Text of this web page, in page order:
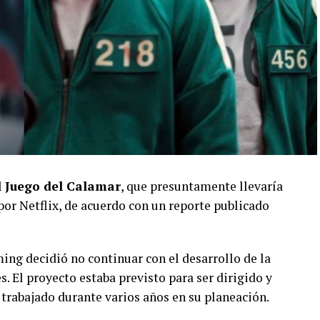
Juego del Calamar, que presuntamente llevaría
Netflix, de acuerdo con un reporte publicado
decidió no continuar con el desarrollo de la
El proyecto estaba previsto para ser dirigido y
durante varios años en su planeación.